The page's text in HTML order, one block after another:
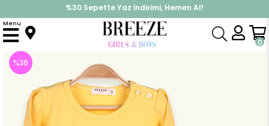
%30 Sepette Yaz İndirimi, Hemen Al!
İndirimlere ek %10 İndirimi Kap, Hemen Üye Ol!
0
Menu
Anasayfa Takımlar Tayt Takımı Kız Bebek Taytlı Takım Tavşanlı Sarı(9 Ay)
%36